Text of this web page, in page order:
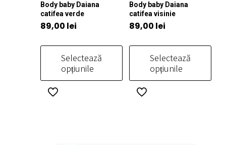
variații.
Opțiunile
pot
fi
pagina
produsului.
variații.
Opțiunile
pot
fi
pagina
produsului.
Body baby Daiana
catifea verde
89,00 lei
Selectează
opțiunile
Acest
Body baby Daiana
catifea visinie
89,00 lei
Selectează
opțiunile
Acest